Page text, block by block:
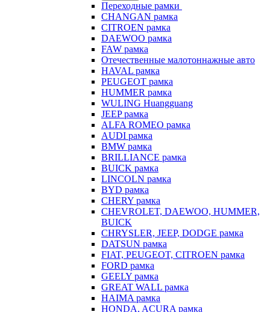
Переходные рамки
CHANGAN рамка
CITROEN рамка
DAEWOO рамка
FAW рамка
Отечественные малотоннажные авто
HAVAL рамка
PEUGEOT рамка
HUMMER рамка
WULING Huangguang
JEEP рамка
ALFA ROMEO рамка
AUDI рамка
BMW рамка
BRILLIANCE рамка
BUICK рамка
LINCOLN рамка
BYD рамка
CHERY рамка
CHEVROLET, DAEWOO, HUMMER,
BUICK
CHRYSLER, JEEP, DODGE рамка
DATSUN рамка
FIAT, PEUGEOT, CITROEN рамка
FORD рамка
GEELY рамка
GREAT WALL рамка
HAIMA рамка
HONDA, ACURA рамка